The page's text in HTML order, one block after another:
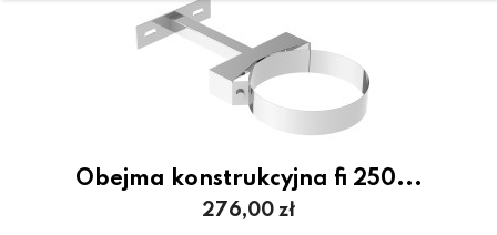
Obejma konstrukcyjna fi 250...
Cena
276,00 zł